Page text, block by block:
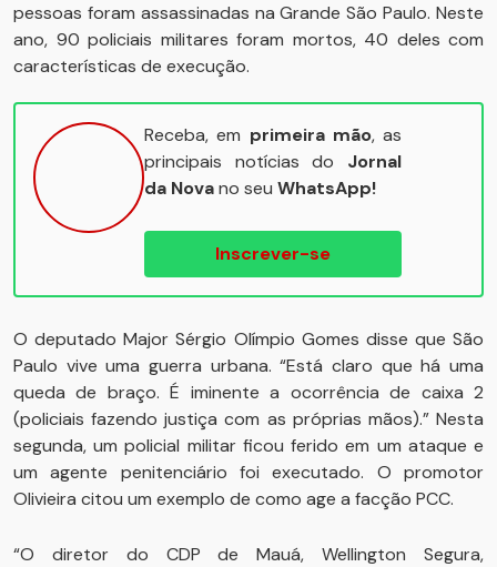
pessoas foram assassinadas na Grande São Paulo. Neste
ano, 90 policiais militares foram mortos, 40 deles com
características de execução.
Receba, em primeira mão, as
principais notícias do Jornal
da Novano seu WhatsApp!
Inscrever-se
O deputado Major Sérgio Olímpio Gomes disse que São
Paulo vive uma guerra urbana. “Está claro que há uma
queda de braço. É iminente a ocorrência de caixa 2
(policiais fazendo justiça com as próprias mãos).” Nesta
segunda, um policial militar ficou ferido em um ataque e
um agente penitenciário foi executado. O promotor
Olivieira citou um exemplo de como age a facção PCC.
“O diretor do CDP de Mauá, Wellington Segura,